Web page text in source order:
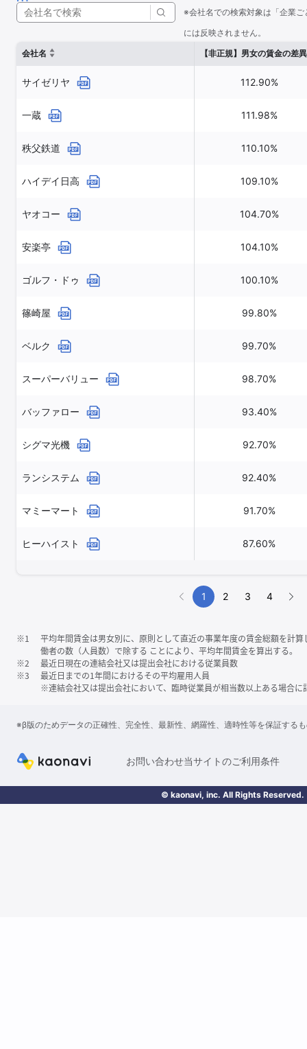
※会社名での検索対象は「企業
には反映されません。
会社名
【非正規】男女の賃金の差異
サイゼリヤ 112.90%
一蔵 111.98%
秩父鉄道 110.10%
ハイデイ日高 109.10%
ヤオコー 104.70%
安楽亭 104.10%
ゴルフ・ドゥ 100.10%
篠崎屋 99.80%
ベルク 99.70%
スーパーバリュー 98.70%
バッファロー 93.40%
シグマ光機 92.70%
ランシステム 92.40%
マミーマート 91.70%
ヒーハイスト 87.60%
1 2 3 4
※1
平均年間賃金は男女別に、原則として直近の事業年度の賃金総額を計
働者の数（人員数）で除する ことにより、平均年間賃金を算出する。
※2
最近日現在の連結会社又は提出会社における従業員数
※3
最近日までの1年間におけるその平均雇用人員
※連結会社又は提出会社において、臨時従業員が相当数以上ある場合に
※β版のためデータの正確性、完全性、最新性、網羅性、適時性等を保証する
お問い合わせ当サイトのご利用条件
© kaonavi, inc. All Rights Reserved.